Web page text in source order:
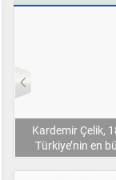
Kardemir Çelik,
Türkiye’nin en